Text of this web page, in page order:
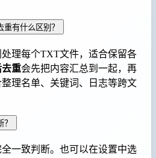
有什么区别？
处理每个TXT文件，适合保留各
重会先把内容汇总到一起，再
理名单、关键词、日志等跨文
一致判断。也可以在设置中选